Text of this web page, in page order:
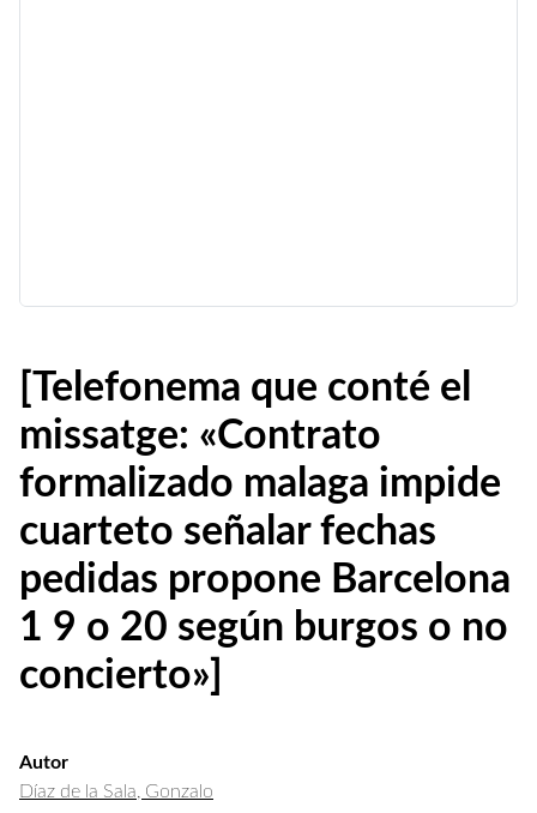
[Telefonema que conté el
missatge: «Contrato
formalizado malaga impide
cuarteto señalar fechas
pedidas propone Barcelona
1 9 o 20 según burgos o no
concierto»]
Autor
Díaz de la Sala, Gonzalo